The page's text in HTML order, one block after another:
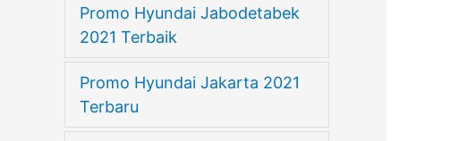
Promo Hyundai Jabodetabek
2021 Terbaik
Promo Hyundai Jakarta 2021
Terbaru